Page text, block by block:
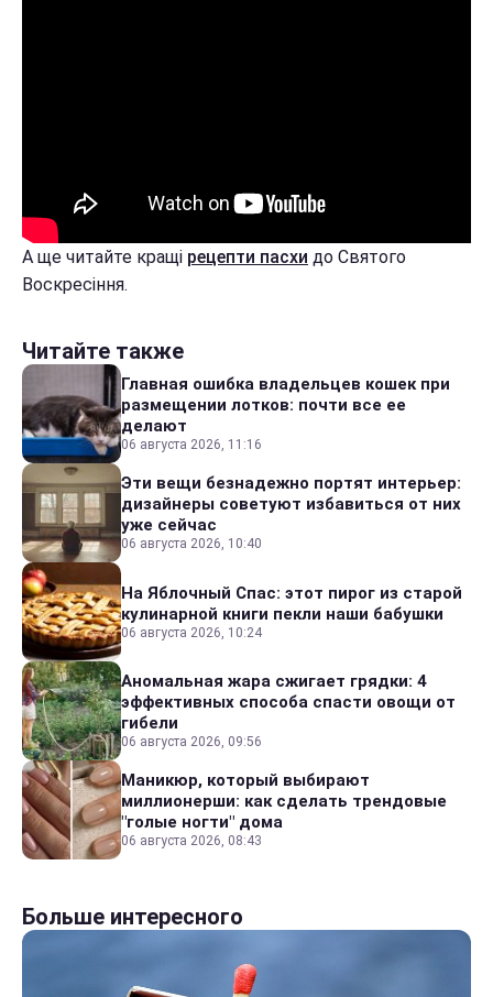
А ще читайте кращі рецепти пасхи до Святого
Воскресіння.
Читайте также
Главная ошибка владельцев кошек при
размещении лотков: почти все ее
делают
06 августа 2026, 11:16
Эти вещи безнадежно портят интерьер:
дизайнеры советуют избавиться от них
уже сейчас
06 августа 2026, 10:40
На Яблочный Спас: этот пирог из старой
кулинарной книги пекли наши бабушки
06 августа 2026, 10:24
Аномальная жара сжигает грядки: 4
эффективных способа спасти овощи от
гибели
06 августа 2026, 09:56
Маникюр, который выбирают
миллионерши: как сделать трендовые
"голые ногти" дома
06 августа 2026, 08:43
Больше интересного